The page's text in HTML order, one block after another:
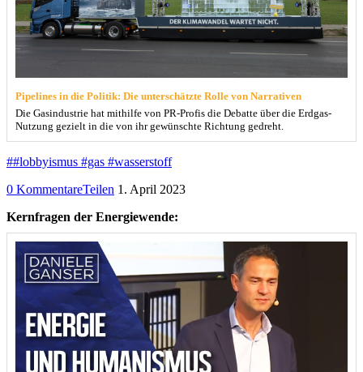
Pipelines in die Politik: Die unterschätzte Rolle von Narrativen
Die Gasindustrie hat mithilfe von PR-Profis die Debatte über die Erdgas-
Nutzung gezielt in die von ihr gewünschte Richtung gedreht.
##lobbyismus #gas #wasserstoff
0 KommentareTeilen 1. April 2023
Kernfragen der Energiewende: